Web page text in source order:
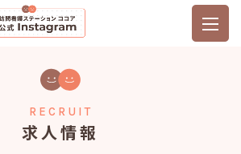
RECRUIT
求人情報